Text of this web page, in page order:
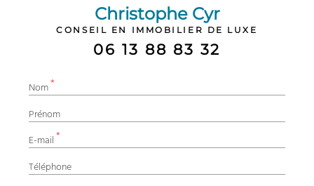
Christophe Cyr
CONSEIL EN IMMOBILIER DE LUXE
06 13 88 83 32
Nom*
Prénom
E-mail *
Téléphone